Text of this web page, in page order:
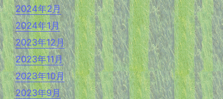
2024年2月
2024年1月
2023年12月
2023年11月
2023年10月
2023年9月